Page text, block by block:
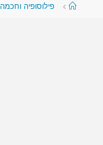
עמודפילוסופיה וחכמה